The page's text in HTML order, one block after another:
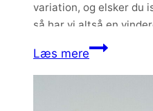
variation, og elsker du
så har vi altså en
Læs mereMarcipan